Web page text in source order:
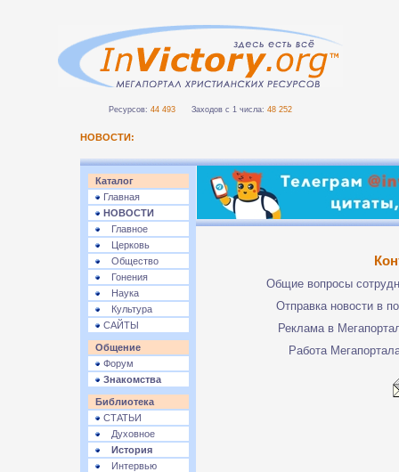
Ресурсов: 44 493 Заходов с 1 числа: 48 252
НОВОСТИ:
Каталог
Главная
НОВОСТИ
Главное
Церковь
Общество
Гонения
Наука
Культура
САЙТЫ
Общение
Форум
Знакомства
Библиотека
СТАТЬИ
Духовное
История
Интервью
Общие вопросы
Отправка новости в
Реклама в
Работа